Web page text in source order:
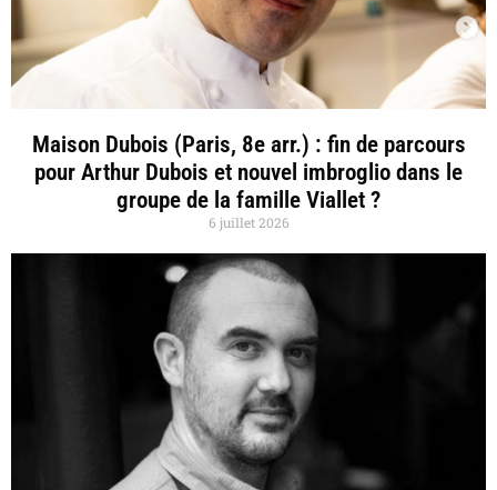
Maison Dubois (Paris, 8e arr.) : fin de parcours
pour Arthur Dubois et nouvel imbroglio dans le
groupe de la famille Viallet ?
6 juillet 2026